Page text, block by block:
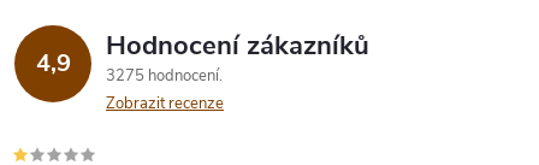
4,9 Hodnocení zákazníků
3275 hodnocení
Zobrazit recenze